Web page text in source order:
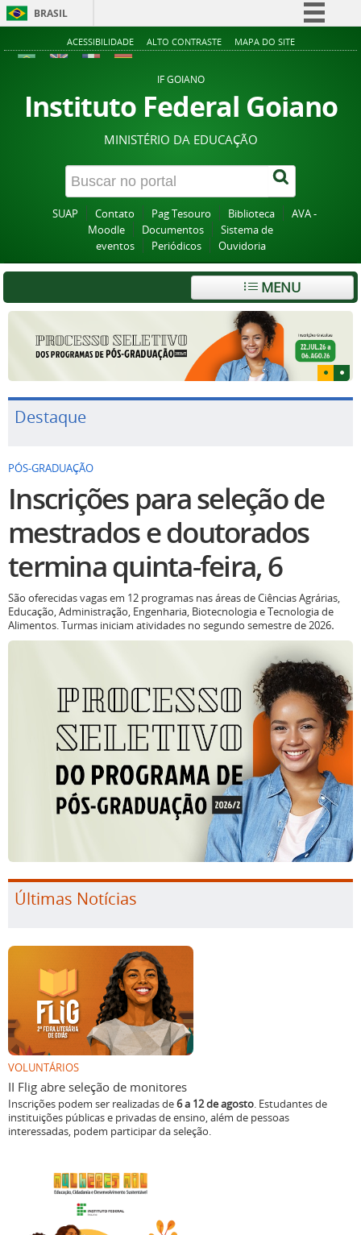
BRASIL
Simplifique!
Acesso à informação
Legislação
Canais
ACESSIBILIDADE ALTO CONTRASTE MAPA DO SITE
IF GOIANO
Instituto Federal Goiano
MINISTÉRIO DA EDUCAÇÃO
SUAP Contato Pag Tesouro Biblioteca
AVA -
Moodle
Documentos
Sistema de
eventos
Periódicos Ouvidoria
MENU
Destaque
PÓS-GRADUAÇÃO
Inscrições para seleção de
mestrados e doutorados
termina quinta-feira, 6
São oferecidas vagas em 12 programas nas áreas de Ciências Agrárias,
Educação, Administração, Engenharia, Biotecnologia e Tecnologia de
Alimentos. Turmas iniciam atividades no segundo semestre de 2026.
Últimas Notícias
VOLUNTÁRIOS
II Flig abre seleção de monitores
Inscrições podem ser realizadas de6 a 12 de agosto. Estudantes de
instituições públicas e privadas de ensino, além de pessoas
interessadas, podem participar da seleção.